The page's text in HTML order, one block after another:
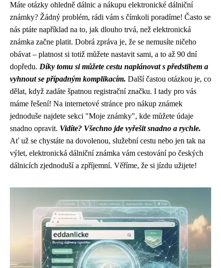
Máte otázky ohledně dálnic a nákupu elektronické dálniční
známky? Žádný problém, rádi vám s čímkoli poradíme! Často se
nás ptáte například na to, jak dlouho trvá, než elektronická
známka začne platit. Dobrá zpráva je, že se nemusíte ničeho
obávat – platnost si totiž můžete nastavit sami, a to až 90 dní
dopředu. Díky tomu si můžete cestu naplánovat s předstihem a
vyhnout se případným komplikacím. Další častou otázkou je, co
dělat, když zadáte špatnou registrační značku. I tady pro vás
máme řešení! Na internetové stránce pro nákup známek
jednoduše najdete sekci "Moje známky", kde můžete údaje
snadno opravit. Vidíte? Všechno jde vyřešit snadno a rychle.
Ať už se chystáte na dovolenou, služební cestu nebo jen tak na
výlet, elektronická dálniční známka vám cestování po českých
dálnicích zjednoduší a zpříjemní. Věříme, že si jízdu užijete!